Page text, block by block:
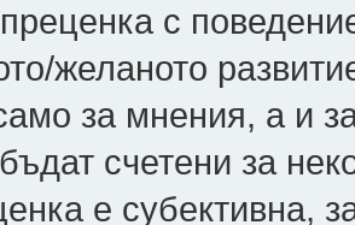
с
желаното
за мнения, а и
счетени за
е субективна,